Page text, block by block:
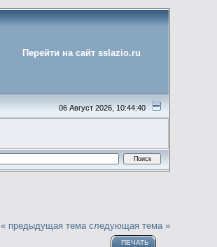
Перейти на сайт sslazio.ru
06 Август 2026, 10:44:40
« предыдущая тема следующая тема »
ПЕЧАТЬ